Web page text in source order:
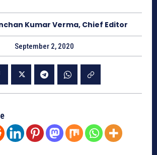
Kumar Verma, Chief Editor
September 2, 2020